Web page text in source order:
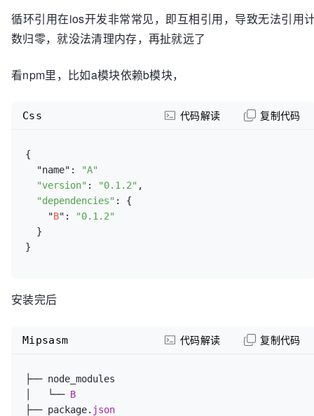
循环引用在ios开发非常常见，即互相引用，导致无法引用
数归零，就没法清理内存，再扯就远了
看npm里，比如a模块依赖b模块，
{
  "name":
"A"
"version" : "0.1.2" ,
"dependencies" : {
    "
B":
"0.1.2"
Css 代码解读 复制代码
安装完后
├── node_modules
│   └──
├── package.
Mipsasm 代码解读 复制代码